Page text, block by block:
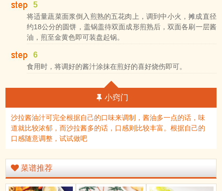
5
将适量蔬菜面浆倒入煎熟的五花肉上，调到中小火，摊成直径
约18公分的圆饼，盖锅盖待双面成形煎熟后，双面各刷一层酱
油，煎至金黄色即可装盘起锅。
6
食用时，将调好的酱汁涂抹在煎好的喜好烧伤即可。
小窍门
沙拉酱油汁可完全根据自己的口味来调制，酱油多一点的话，味
道就比较浓郁，而沙拉酱多的话，口感则比较丰富。根据自己的
口感随意调整，试试做吧
菜谱推荐